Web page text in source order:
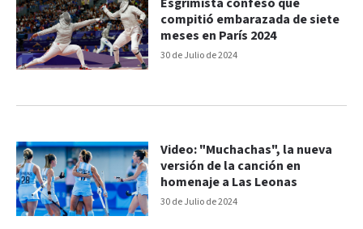
30 de Julio de 2024
Esgrimista confesó que
compitió embarazada de siete
meses en París 2024
30 de Julio de 2024
Video: "Muchachas", la nueva
versión de la canción en
homenaje a Las Leonas